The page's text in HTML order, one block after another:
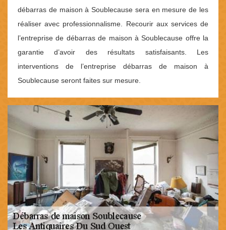
débarras de maison à Soublecause sera en mesure de les
réaliser avec professionnalisme. Recourir aux services de
l’entreprise de débarras de maison à Soublecause offre la
garantie d’avoir des résultats satisfaisants. Les
interventions de l’entreprise débarras de maison à
Soublecause seront faites sur mesure.